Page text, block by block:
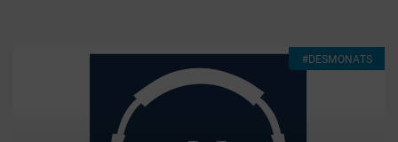
#DESMONATS